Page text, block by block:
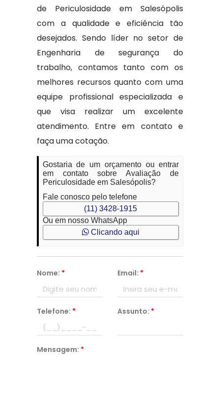
de Periculosidade em Salesópolis
com a qualidade e eficiência tão
desejados. Sendo líder no setor de
Engenharia de segurança do
trabalho, contamos tanto com os
melhores recursos quanto com uma
equipe profissional especializada e
que visa realizar um excelente
atendimento. Entre em contato e
faça uma cotação.
Gostaria de um orçamento ou entrar
em contato sobre Avaliação de
Periculosidade em Salesópolis?
Fale conosco pelo telefone
(11) 3428-1915
Ou em nosso WhatsApp
Clicando aqui
Nome: * Email: *
Telefone: * Assunto: *
Mensagem: *